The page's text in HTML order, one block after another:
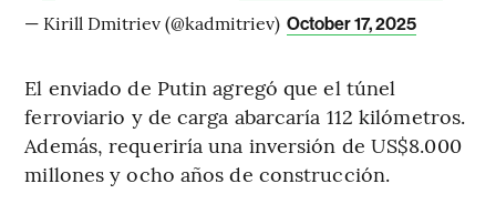
— Kirill Dmitriev (@kadmitriev) October 17, 2025
El enviado de Putin agregó que el túnel
ferroviario y de carga abarcaría 112 kilómetros.
Además, requeriría una inversión de US$8.000
millones y ocho años de construcción.